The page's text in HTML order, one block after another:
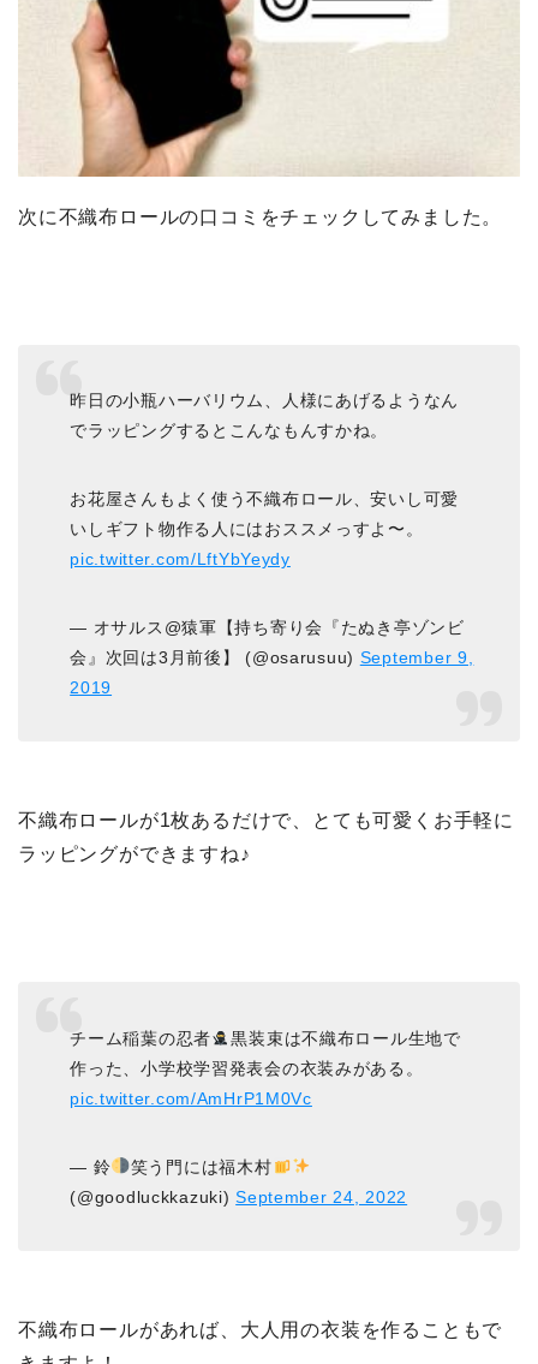
次に不織布ロールの口コミをチェックしてみました。
昨日の小瓶ハーバリウム、人様にあげるようなん
でラッピングするとこんなもんすかね。
お花屋さんもよく使う不織布ロール、安いし可愛
いしギフト物作る人にはおススメっすよ〜。
pic.twitter.com/LftYbYeydy
— オサルス@猿軍【持ち寄り会『たぬき亭ゾンビ
会』次回は3月前後】 (@osarusuu) September 9,
2019
不織布ロールが1枚あるだけで、とても可愛くお手軽に
ラッピングができますね♪
チーム稲葉の忍者
黒装束は不織布ロール生地で
作った、小学校学習発表会の衣装みがある。
pic.twitter.com/AmHrP1M0Vc
— 鈴
笑う門には福木村
(@goodluckkazuki)September 24, 2022
不織布ロールがあれば、大人用の衣装を作ることもで